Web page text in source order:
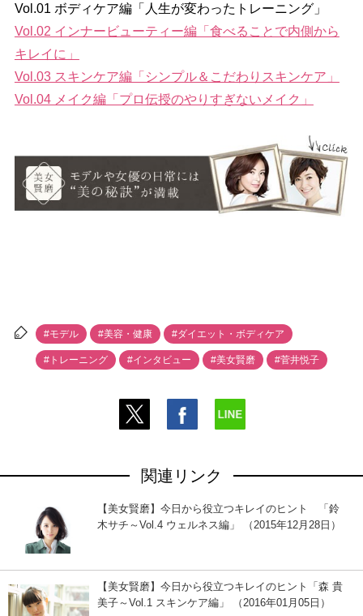
Vol.01 ボディケア編「人生が変わったトレーニング」
Vol.02 インナービューティー編「食べることで内側から
キレイに」
Vol.03 スキンケア編「シンプル＆こだわりスキンケア」
Vol.04 メイク編「プロ伝授のやりすぎないメイク」
#モデル #美容・健康 #ダイエット・ボディケア
#トレーニング #インタビュー #美女賢磨 #菅井悦子
関連リンク
【美女賢磨】今日から役立つキレイのヒント 「鈴
木サチ～Vol.4 ウェルネス編」 （2015年12月28日）
【美女賢磨】今日から役立つキレイのヒント「森 貴
美子～Vol.1 スキンケア編」 （2016年01月05日）